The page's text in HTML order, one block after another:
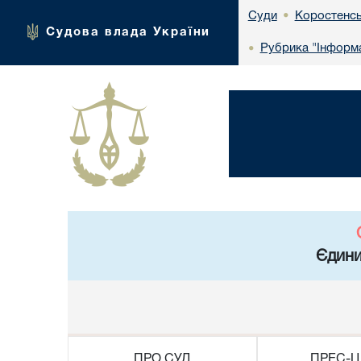
Судова влада України
Суди •
• Рубрика